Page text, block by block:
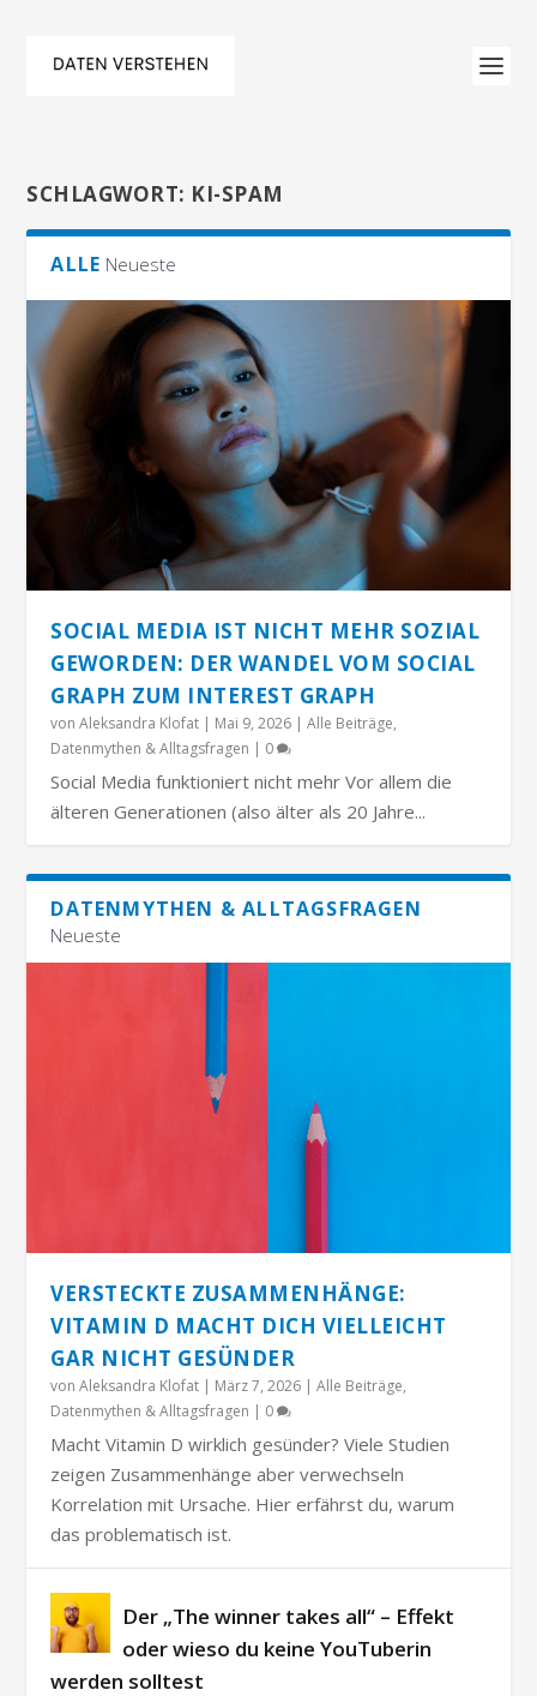
SCHLAGWORT: KI-SPAM
ALLE Neueste
SOCIAL MEDIA IST NICHT MEHR SOZIAL
GEWORDEN: DER WANDEL VOM SOCIAL
GRAPH ZUM INTEREST GRAPH
vonAleksandra Klofat | Mai 9, 2026 |Alle Beiträge,
Datenmythen & Alltagsfragen | 0
Social Media funktioniert nicht mehr Vor allem die
älteren Generationen (also älter als 20 Jahre...
DATENMYTHEN & ALLTAGSFRAGEN
Neueste
VERSTECKTE ZUSAMMENHÄNGE:
VITAMIN D MACHT DICH VIELLEICHT
GAR NICHT GESÜNDER
vonAleksandra Klofat | März 7, 2026 |Alle Beiträge,
Datenmythen & Alltagsfragen | 0
Macht Vitamin D wirklich gesünder? Viele Studien
zeigen Zusammenhänge aber verwechseln
Korrelation mit Ursache. Hier erfährst du, warum
das problematisch ist.
Der „The winner takes all“ – Effekt
oder wieso du keine YouTuberin
werden solltest